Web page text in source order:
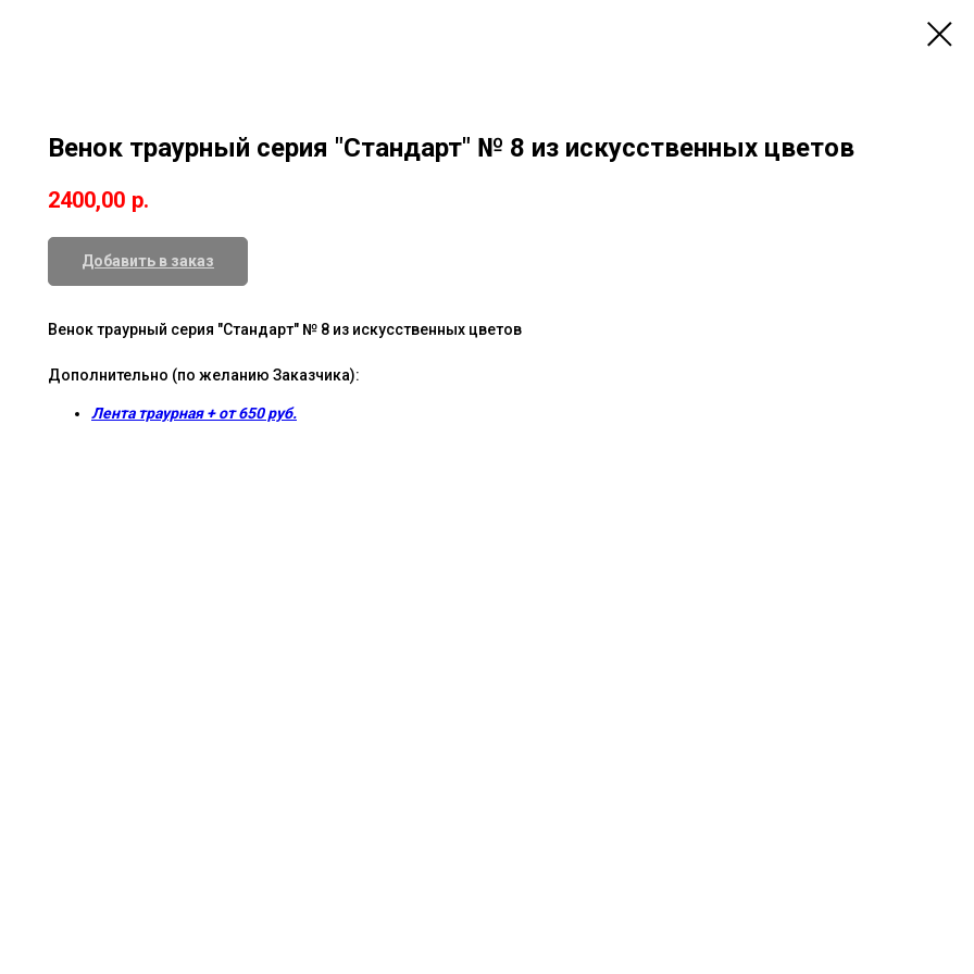
Венок траурный серия "Стандарт" № 8 из искусственных цветов
2400,00 р.
Добавить в заказ
Венок траурный серия "Стандарт" № 8 из искусственных цветов
Дополнительно (по желанию Заказчика):
Лента траурная + от 650 руб.